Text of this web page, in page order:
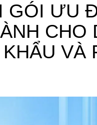
GÓI ƯU
CHO
VÀ